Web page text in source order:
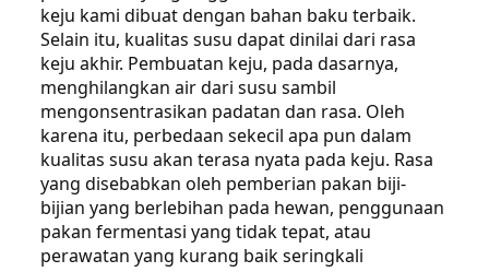
keju kami dibuat dengan bahan baku terbaik.
Selain itu, kualitas susu dapat dinilai dari rasa
keju akhir. Pembuatan keju, pada dasarnya,
menghilangkan air dari susu sambil
mengonsentrasikan padatan dan rasa. Oleh
karena itu, perbedaan sekecil apa pun dalam
kualitas susu akan terasa nyata pada keju. Rasa
yang disebabkan oleh pemberian pakan biji-
bijian yang berlebihan pada hewan, penggunaan
pakan fermentasi yang tidak tepat, atau
perawatan yang kurang baik seringkali